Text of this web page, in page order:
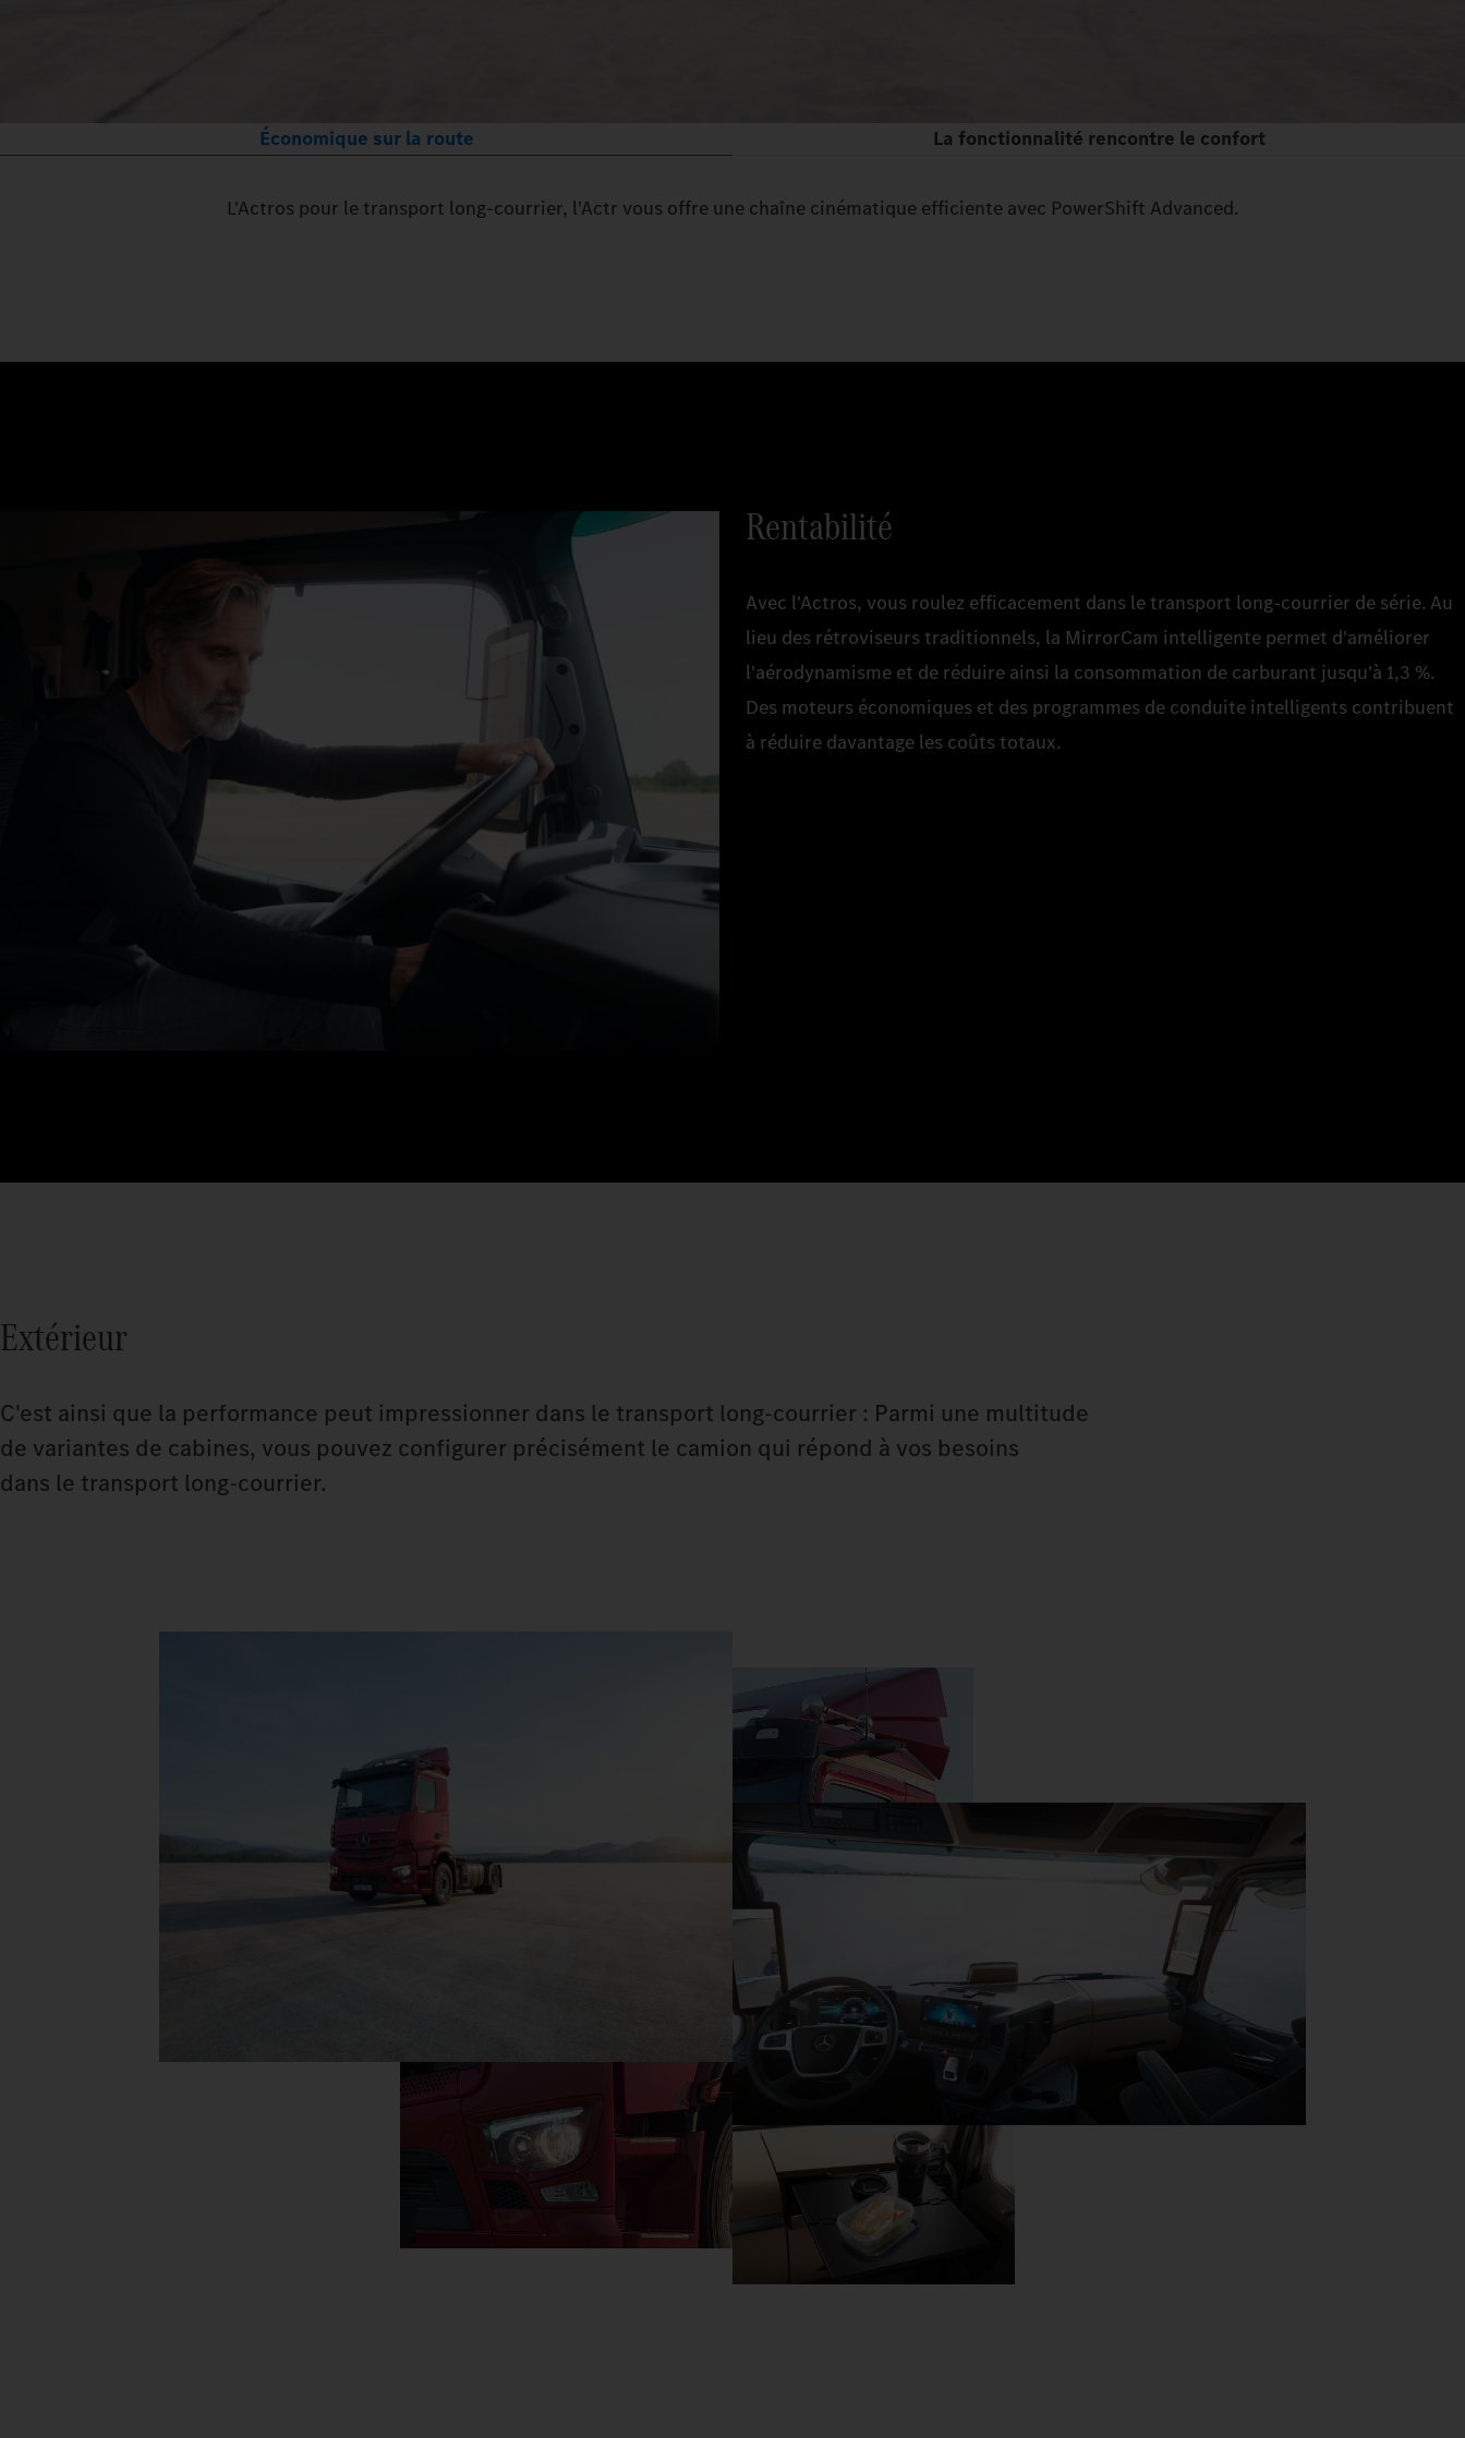
Économique sur la route La fonctionnalité rencontre le confort
L'Actros pour le transport long-courrier, l'Actr vous offre une chaîne cinématique efficiente avec PowerShift Advanced.
Rentabilité
Avec l'Actros, vous roulez efficacement dans le transport long-courrier de série. Au
lieu des rétroviseurs traditionnels, la MirrorCam intelligente permet d'améliorer
l'aérodynamisme et de réduire ainsi la consommation de carburant jusqu'à 1,3 %.
Des moteurs économiques et des programmes de conduite intelligents contribuent
à réduire davantage les coûts totaux.
Extérieur
C'est ainsi que la performance peut impressionner dans le transport long-courrier : Parmi une multitude
de variantes de cabines, vous pouvez configurer précisément le camion qui répond à vos besoins
dans le transport long-courrier.